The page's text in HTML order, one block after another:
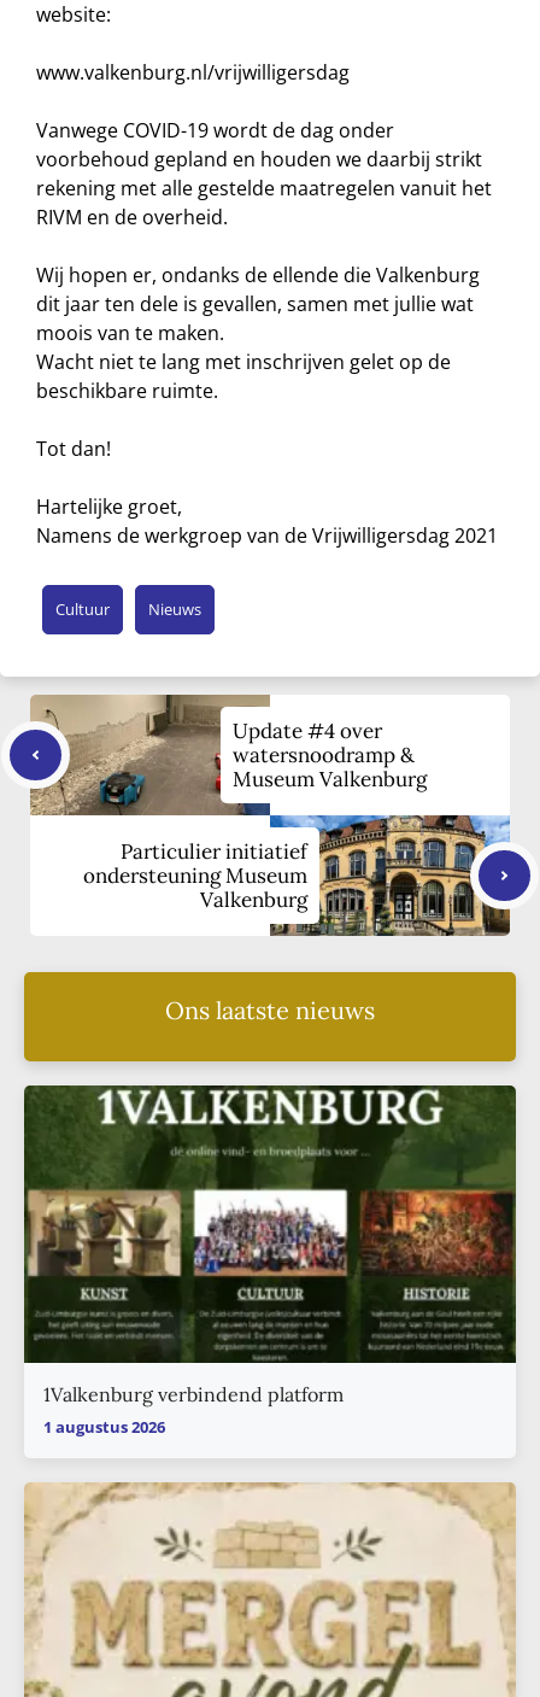
website:
www.valkenburg.nl/vrijwilligersdag
Vanwege COVID-19 wordt de dag onder
voorbehoud gepland en houden we daarbij strikt
rekening met alle gestelde maatregelen vanuit het
RIVM en de overheid.
Wij hopen er, ondanks de ellende die Valkenburg
dit jaar ten dele is gevallen, samen met jullie wat
moois van te maken.
Wacht niet te lang met inschrijven gelet op de
beschikbare ruimte.
Tot dan!
Hartelijke groet,
Namens de werkgroep van de Vrijwilligersdag 2021
Cultuur Nieuws
Update #4 over
watersnoodramp &
Museum Valkenburg
Particulier initiatief
ondersteuning Museum
Valkenburg
Ons laatste nieuws
1Valkenburg verbindend platform
1 augustus 2026